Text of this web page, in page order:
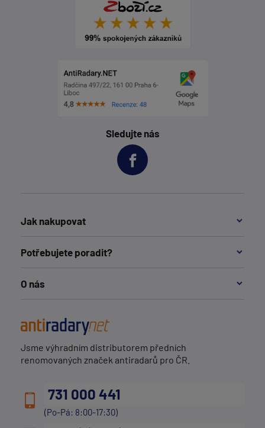
Sledujte nás
Jak nakupovat
Potřebujete poradit?
O nás
Jsme výhradním distributorem předních
renomovaných značek antiradarů pro ČR.
731 000 441
(Po-Pá: 8:00-17:30)